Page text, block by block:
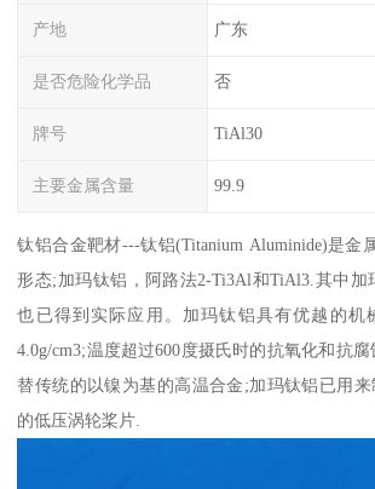
产地 广东
是否危险化学品 否
牌号 TiAl30
主要金属含量 99.9
钛铝合金靶材---钛铝(Titanium Aluminide)是金
形态;加玛钛铝，阿路法2-Ti3Al和TiAl3.其中加
也已得到实际应用。加玛钛铝具有优越的机
4.0g/cm3;温度超过600度摄氏时的抗氧化和抗
替传统的以镍为基的高温合金;加玛钛铝已用来
的低压涡轮桨片.